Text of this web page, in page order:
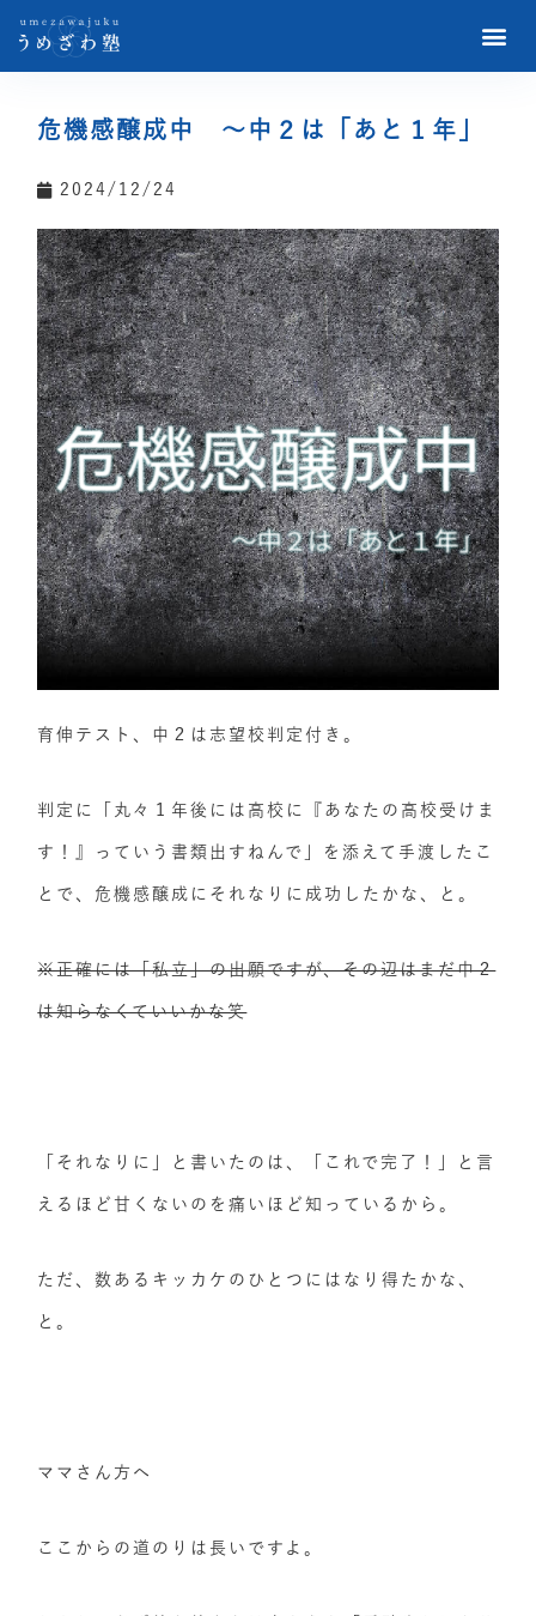
危機感醸成中 〜中２は「あと１年」
2024/12/24
育伸テスト、中２は志望校判定付き。
判定に「丸々１年後には高校に『あなたの高校受けま
す！』っていう書類出すねんで」を添えて手渡したこ
とで、危機感醸成にそれなりに成功したかな、と。
※正確には「私立」の出願ですが、その辺はまだ中２
は知らなくていいかな笑
「それなりに」と書いたのは、「これで完了！」と言
えるほど甘くないのを痛いほど知っているから。
ただ、数あるキッカケのひとつにはなり得たかな、
と。
ママさん方へ
ここからの道のりは長いですよ。